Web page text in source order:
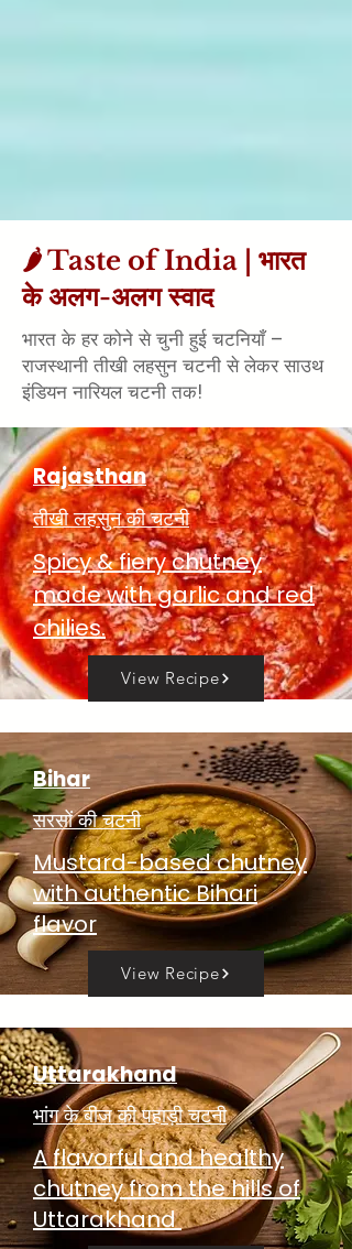
🌶️ Taste of India | भारत
के अलग-अलग स्वाद
भारत के हर कोने से चुनी हुई चटनियाँ –
राजस्थानी तीखी लहसुन चटनी से लेकर साउथ
इंडियन नारियल चटनी तक!
Rajasthan
तीखी लहसुन की चटनी
Spicy & fiery chutney
made with garlic and red
chilies.
View Recipe
Bihar
सरसों की चटनी
Mustard-based chutney
with authentic Bihari
flavor
View Recipe
Uttarakhand
भांग के बीज की पहाड़ी चटनी
A flavorful and healthy
chutney from the hills of
Uttarakhand